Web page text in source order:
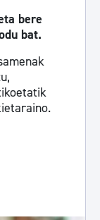
bere
bat.